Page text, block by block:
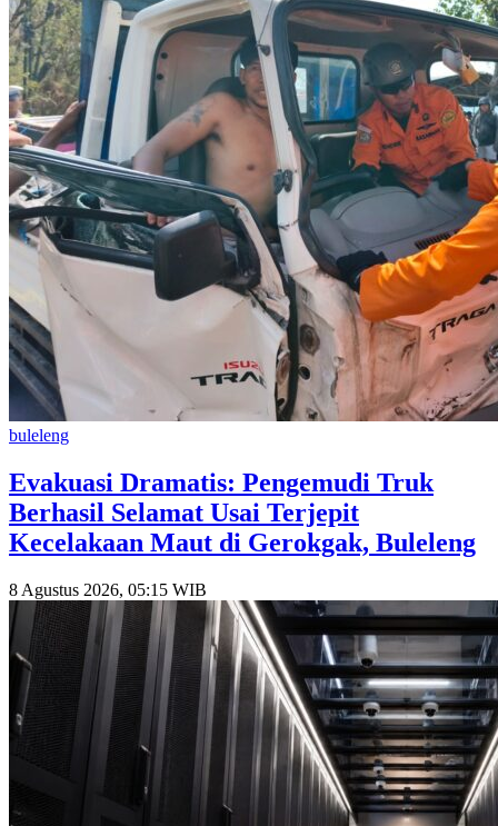
buleleng
Evakuasi Dramatis: Pengemudi Truk
Berhasil Selamat Usai Terjepit
Kecelakaan Maut di Gerokgak, Buleleng
8 Agustus 2026, 05:15 WIB